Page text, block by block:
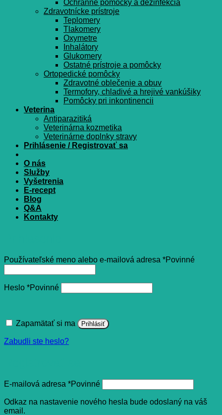
Ochranné pomôcky a dezinfekcia
Zdravotnícke prístroje
Teplomery
Tlakomery
Oxymetre
Inhalátory
Glukomery
Ostatné prístroje a pomôcky
Ortopedické pomôcky
Zdravotné oblečenie a obuv
Termofory, chladivé a hrejivé vankúšiky
Pomôcky pri inkontinencii
Veterina
Antiparazitiká
Veterinárna kozmetika
Veterinárne doplnky stravy
Prihlásenie / Registrovať sa
O nás
Služby
Vyšetrenia
E-recept
Blog
Q&A
Kontakty
Používateľské meno alebo e-mailová adresa *Povinné
Heslo *Povinné
Zapamätať si ma Prihlásiť
Zabudli ste heslo?
E-mailová adresa *Povinné
Odkaz na nastavenie nového hesla bude odoslaný na váš
email.